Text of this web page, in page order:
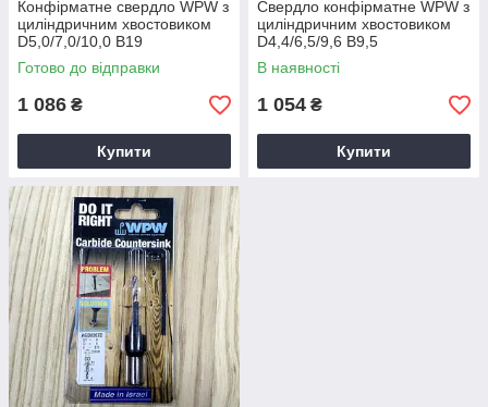
Конфірматне свердло WPW з
циліндричним хвостовиком
D5,0/7,0/10,0 B19
Готово до відправки
1 086 ₴
Купити
Свердло конфірматне WPW з
циліндричним хвостовиком
D4,4/6,5/9,6 B9,5
В наявності
1 054 ₴
Купити